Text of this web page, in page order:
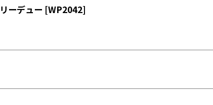
ーデュー [WP2042]